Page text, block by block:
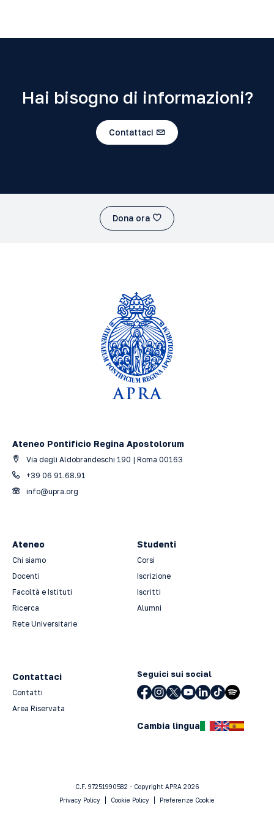
Hai bisogno di informazioni?
Contattaci
Dona ora
Ateneo Pontificio Regina Apostolorum
Via degli Aldobrandeschi 190 | Roma 00163
+39 06 91.68.91
info@upra.org
Ateneo
Chi siamo
Docenti
Facoltà e Istituti
Ricerca
Rete Universitarie
Studenti
Corsi
Iscrizione
Iscritti
Alumni
Contattaci
Contatti
Area Riservata
Seguici sui social
Cambia lingua
C.F. 97251990582 - Copyright APRA 2026
Privacy Policy
Cookie Policy Preferenze Cookie